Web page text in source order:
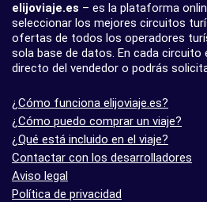
elijoviaje.es – es la plataforma
seleccionar los mejores circuitos
ofertas de todos los operadores
sola base de datos. En cada
directo del vendedor o podrás
¿Cómo funciona elijoviaje.es?
¿Cómo puedo comprar un viaje?
¿Qué está incluido en el viaje?
Contactar con los desarrolladores
Aviso legal
Política de privacidad